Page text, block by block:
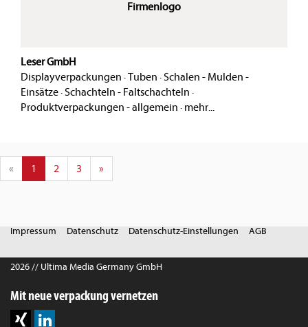
Firmenlogo
Leser GmbH
Displayverpackungen ·Tuben ·Schalen - Mulden -
Einsätze·Schachteln - Faltschachteln ·
Produktverpackungen - allgemein · mehr...
« 1 2 3 »
Impressum Datenschutz Datenschutz-Einstellungen AGB
2026 // Ultima Media Germany GmbH
Mit neue verpackung vernetzen